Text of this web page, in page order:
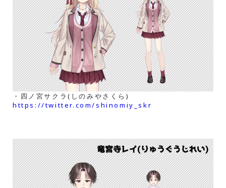
・四ノ宮サクラ(しのみやさくら)
https://twitter.com/shinomiy_skr